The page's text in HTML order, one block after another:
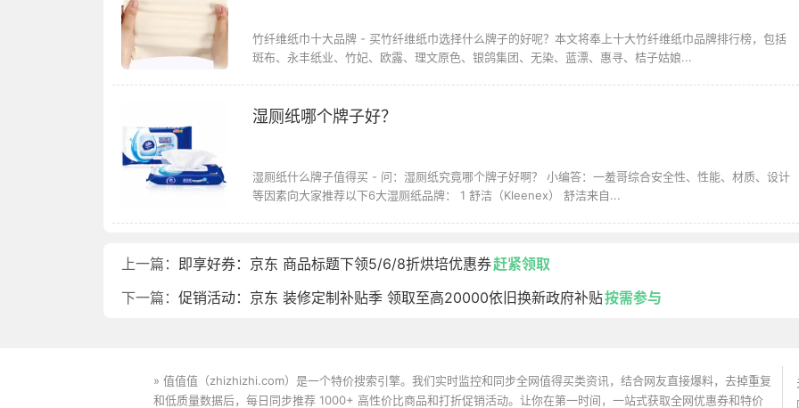
竹纤维纸巾十大品牌 - 买竹纤维纸巾选择什么牌子的好呢？本文将奉上十大竹纤维纸巾品牌排行榜，包括
斑布、永丰纸业、竹妃、欧露、理文原色、银鸽集团、无染、蓝漂、惠寻、桔子姑娘...
湿厕纸哪个牌子好？
湿厕纸什么牌子值得买 - 问：湿厕纸究竟哪个牌子好啊？ 小编答：一羞哥综合安全性、性能、材质、设计
等因素向大家推荐以下6大湿厕纸品牌： 1 舒洁（Kleenex） 舒洁来自...
上一篇： 即享好券：京东 商品标题下领5/6/8折烘培优惠券赶紧领取
下一篇： 促销活动：京东 装修定制补贴季 领取至高20000依旧换新政府补贴按需参与
» 值值值（zhizhizhi.com）是一个特价搜索引擎。我们实时监控和同步全网值得买类资讯，结合网友直接爆料，去掉重复
和低质量数据后，每日同步推荐 1000+ 高性价比商品和打折促销活动。让你在第一时间，一站式获取全网优惠券和特价